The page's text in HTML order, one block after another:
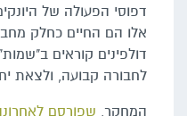
דפוסי הפעולה של
אלו הם החיים כחלק
דולפינים קוראים
לחבורה קבועה, ולצאת
המחקר,